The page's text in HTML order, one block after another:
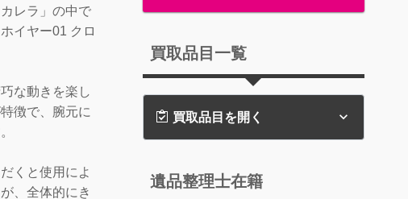
レラ」の中で
イヤー01 クロ
な動きを楽し
徴で、腕元に
くと使用によ
、全体的にき
買取品目一覧
買取品目を開く
遺品整理士在籍